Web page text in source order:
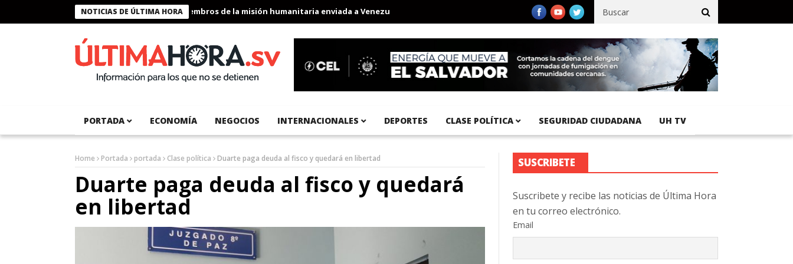
NOTICIAS DE ÚLTIMA HORA
Presidente Bukele condecora a miembros de la misión humanitaria enviada a Venezuela Aeropuerto Internacional del Pacífico registra 92 % de avance en obras de terracería
PORTADA ECONOMÍA NEGOCIOS INTERNACIONALES DEPORTES CLASE POLÍTICA SEGURIDAD CIUDADANA UH TV
Home Portada portada Clase política Duarte paga deuda al fisco y quedará en libertad
Duarte paga deuda al fisco y quedará
en libertad
SUSCRIBETE
Suscribete y recibe las noticias de Última Hora
en tu correo electrónico.
Email